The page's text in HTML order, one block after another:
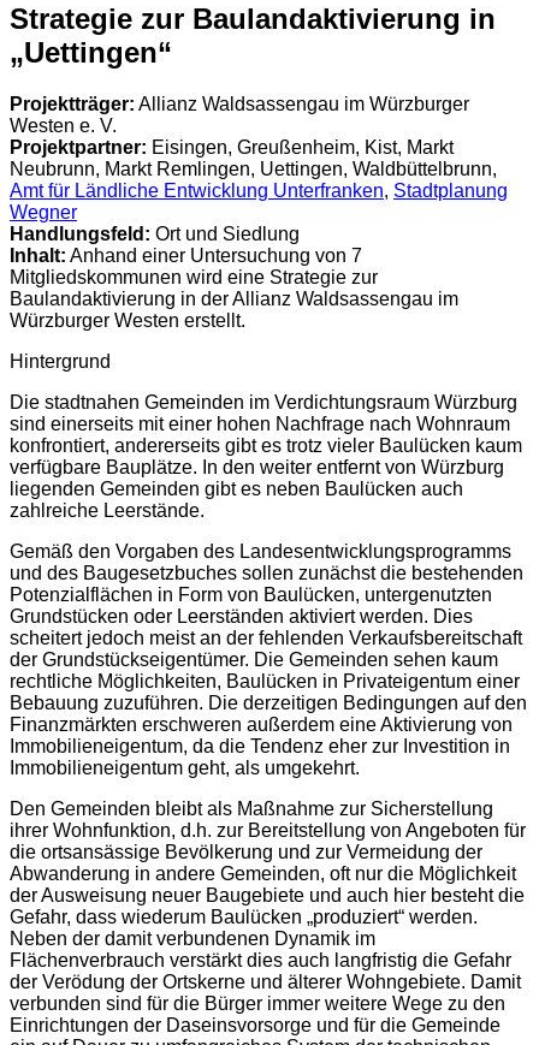
Strategie zur Baulandaktivierung in
„Uettingen“
Projektträger: Allianz Waldsassengau im Würzburger
Westen e. V.
Projektpartner: Eisingen, Greußenheim, Kist, Markt
Neubrunn, Markt Remlingen, Uettingen, Waldbüttelbrunn,
Amt für Ländliche Entwicklung Unterfranken, Stadtplanung
Wegner
Handlungsfeld: Ort und Siedlung
Inhalt: Anhand einer Untersuchung von 7
Mitgliedskommunen wird eine Strategie zur
Baulandaktivierung in der Allianz Waldsassengau im
Würzburger Westen erstellt.
Hintergrund
Die stadtnahen Gemeinden im Verdichtungsraum Würzburg
sind einerseits mit einer hohen Nachfrage nach Wohnraum
konfrontiert, andererseits gibt es trotz vieler Baulücken kaum
verfügbare Bauplätze. In den weiter entfernt von Würzburg
liegenden Gemeinden gibt es neben Baulücken auch
zahlreiche Leerstände.
Gemäß den Vorgaben des Landesentwicklungsprogramms
und des Baugesetzbuches sollen zunächst die bestehenden
Potenzialflächen in Form von Baulücken, untergenutzten
Grundstücken oder Leerständen aktiviert werden. Dies
scheitert jedoch meist an der fehlenden Verkaufsbereitschaft
der Grundstückseigentümer. Die Gemeinden sehen kaum
rechtliche Möglichkeiten, Baulücken in Privateigentum einer
Bebauung zuzuführen. Die derzeitigen Bedingungen auf den
Finanzmärkten erschweren außerdem eine Aktivierung von
Immobilieneigentum, da die Tendenz eher zur Investition in
Immobilieneigentum geht, als umgekehrt.
Den Gemeinden bleibt als Maßnahme zur Sicherstellung
ihrer Wohnfunktion, d.h. zur Bereitstellung von Angeboten für
die ortsansässige Bevölkerung und zur Vermeidung der
Abwanderung in andere Gemeinden, oft nur die Möglichkeit
der Ausweisung neuer Baugebiete und auch hier besteht die
Gefahr, dass wiederum Baulücken „produziert“ werden.
Neben der damit verbundenen Dynamik im
Flächenverbrauch verstärkt dies auch langfristig die Gefahr
der Verödung der Ortskerne und älterer Wohngebiete. Damit
verbunden sind für die Bürger immer weitere Wege zu den
Einrichtungen der Daseinsvorsorge und für die Gemeinde